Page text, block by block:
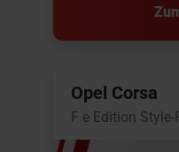
Opel Corsa
F e Edition